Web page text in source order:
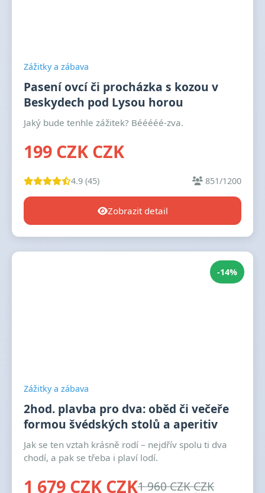
Zážitky a zábava
Pasení ovcí či procházka s kozou v
Beskydech pod Lysou horou
Jaký bude tenhle zážitek? Bééééé-zva.
199 CZK CZK
4.9 (45) 851/1200
Zobrazit detail
-14%
Zážitky a zábava
2hod. plavba pro dva: oběd či večeře
formou švédských stolů a aperitiv
Jak se ten vztah krásně rodí – nejdřív spolu ti dva
chodí, a pak se třeba i plaví lodí.
1 679 CZK CZK1 960 CZK CZK